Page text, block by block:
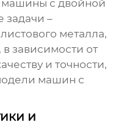
машины с двойной
задачи –
металла,
зависимости от
и точности,
машин с
и